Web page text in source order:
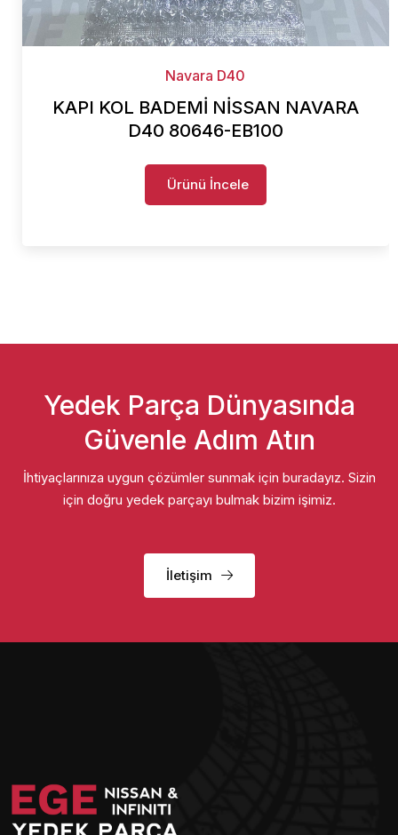
Navara D40
KAPI KOL BADEMİ NİSSAN NAVARA
D40 80646-EB100
Ürünü İncele
Yedek Parça Dünyasında
Güvenle Adım Atın
İhtiyaçlarınıza uygun çözümler sunmak için buradayız. Sizin
için doğru yedek parçayı bulmak bizim işimiz.
İletişim